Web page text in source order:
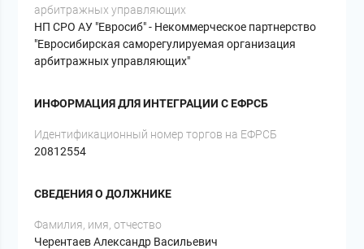
арбитражных управляющих
НП СРО АУ "Евросиб" - Некоммерческое партнерство
"Евросибирская саморегулируемая организация
арбитражных управляющих"
ИНФОРМАЦИЯ ДЛЯ ИНТЕГРАЦИИ С ЕФРСБ
Идентификационный номер торгов на ЕФРСБ
20812554
СВЕДЕНИЯ О ДОЛЖНИКЕ
Фамилия, имя, отчество
Черентаев Александр Васильевич